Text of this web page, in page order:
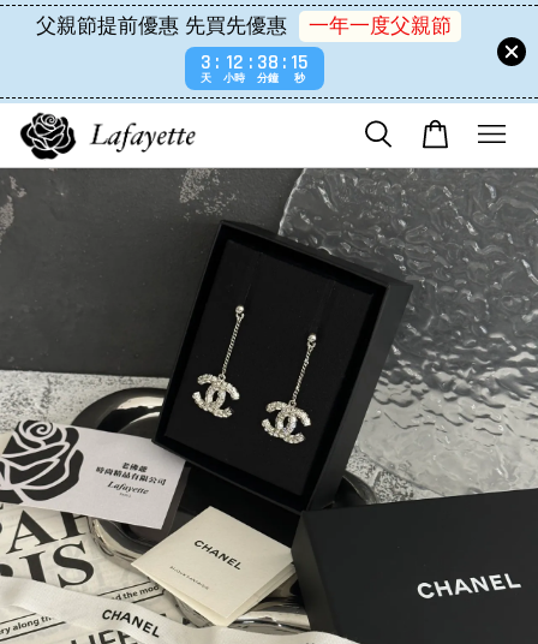
父親節提前優惠 先買先優惠
一年一度父親節
3
天
12
小時
38
分鐘
15
秒